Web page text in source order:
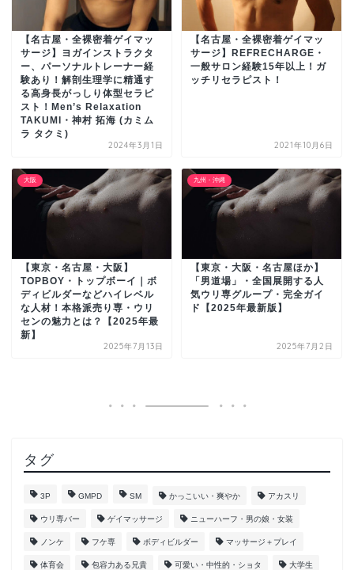
【名古屋・全裸密着ゲイマッ
サージ】ヨガインストラクタ
ー、パーソナルトレーナー経
験あり！解剖生理学に精通す
る高身長がっしり体型セラピ
スト！Men’s Relaxation
TAKUMI・神村 拓海 (カミム
ラ タクミ)
2024年3月1日
【名古屋・全裸密着ゲイマッ
サージ】REFRECHARGE・
一般サロン経験15年以上！ガ
ッチリセラピスト！
2021年10月6日
大阪
【東京・名古屋・大阪】
TOPBOY・トップボーイ｜ボ
ディビルダーなどハイレベル
な人材！本格派売り専・ウリ
センの魅力とは？【2025年最
新】
2025年7月13日
九州・沖縄
【東京・大阪・名古屋ほか】
「男道場」・全国展開する人
気ウリ専グループ・完全ガイ
ド【2025年最新版】
2025年7月2日
タグ
3P GMPD SM かっこいい・爽やか アカスリ
ウリ専バー ゲイマッサージ ニューハーフ・男の娘・女装
ノンケ フケ専 ボディビルダー マッサージ＋プレイ
体育会 包容力ある兄貴 可愛い・中性的・ショタ 大学生